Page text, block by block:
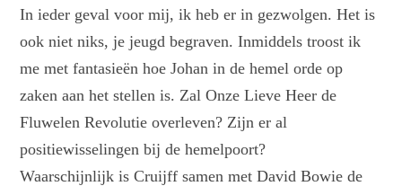
In ieder geval voor mij, ik heb er in gezwolgen. Het is
ook niet niks, je jeugd begraven. Inmiddels troost ik
me met fantasieën hoe Johan in de hemel orde op
zaken aan het stellen is. Zal Onze Lieve Heer de
Fluwelen Revolutie overleven? Zijn er al
positiewisselingen bij de hemelpoort?
Waarschijnlijk is Cruijff samen met David Bowie de